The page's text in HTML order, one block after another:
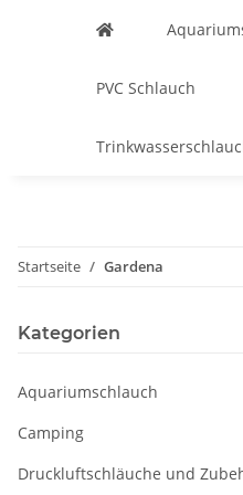
PVC Schlauch
Startseite Gardena
Kategorien
Aquariumschlauch
Camping
Druckluftschläuche und